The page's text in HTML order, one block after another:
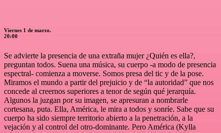
Viernes 1 de marzo.
20:00
Se advierte la presencia de una extraña mujer ¿Quién es ella?,
preguntan todos. Suena una música, su cuerpo -a modo de presencia
espectral- comienza a moverse. Somos presa del tic y de la pose.
Miramos el mundo a partir del prejuicio y de “la autoridad” que nos
concede al creernos superiores a tenor de según qué jerarquía.
Algunos la juzgan por su imagen, se apresuran a nombrarle
cortesana, puta. Ella, América, le mira a todos y sonríe. Sabe que su
cuerpo ha sido siempre territorio abierto a la penetración, a la
vejación y al control del otro-dominante. Pero América (Kylla